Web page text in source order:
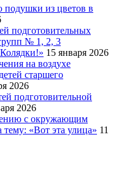
подушки из цветов в
подготовительных
№ 1, 2, 3
15 января 2026
на воздухе
старшего
2026
подготовительной
2026
с окружающим
«Вот эта улица» 11